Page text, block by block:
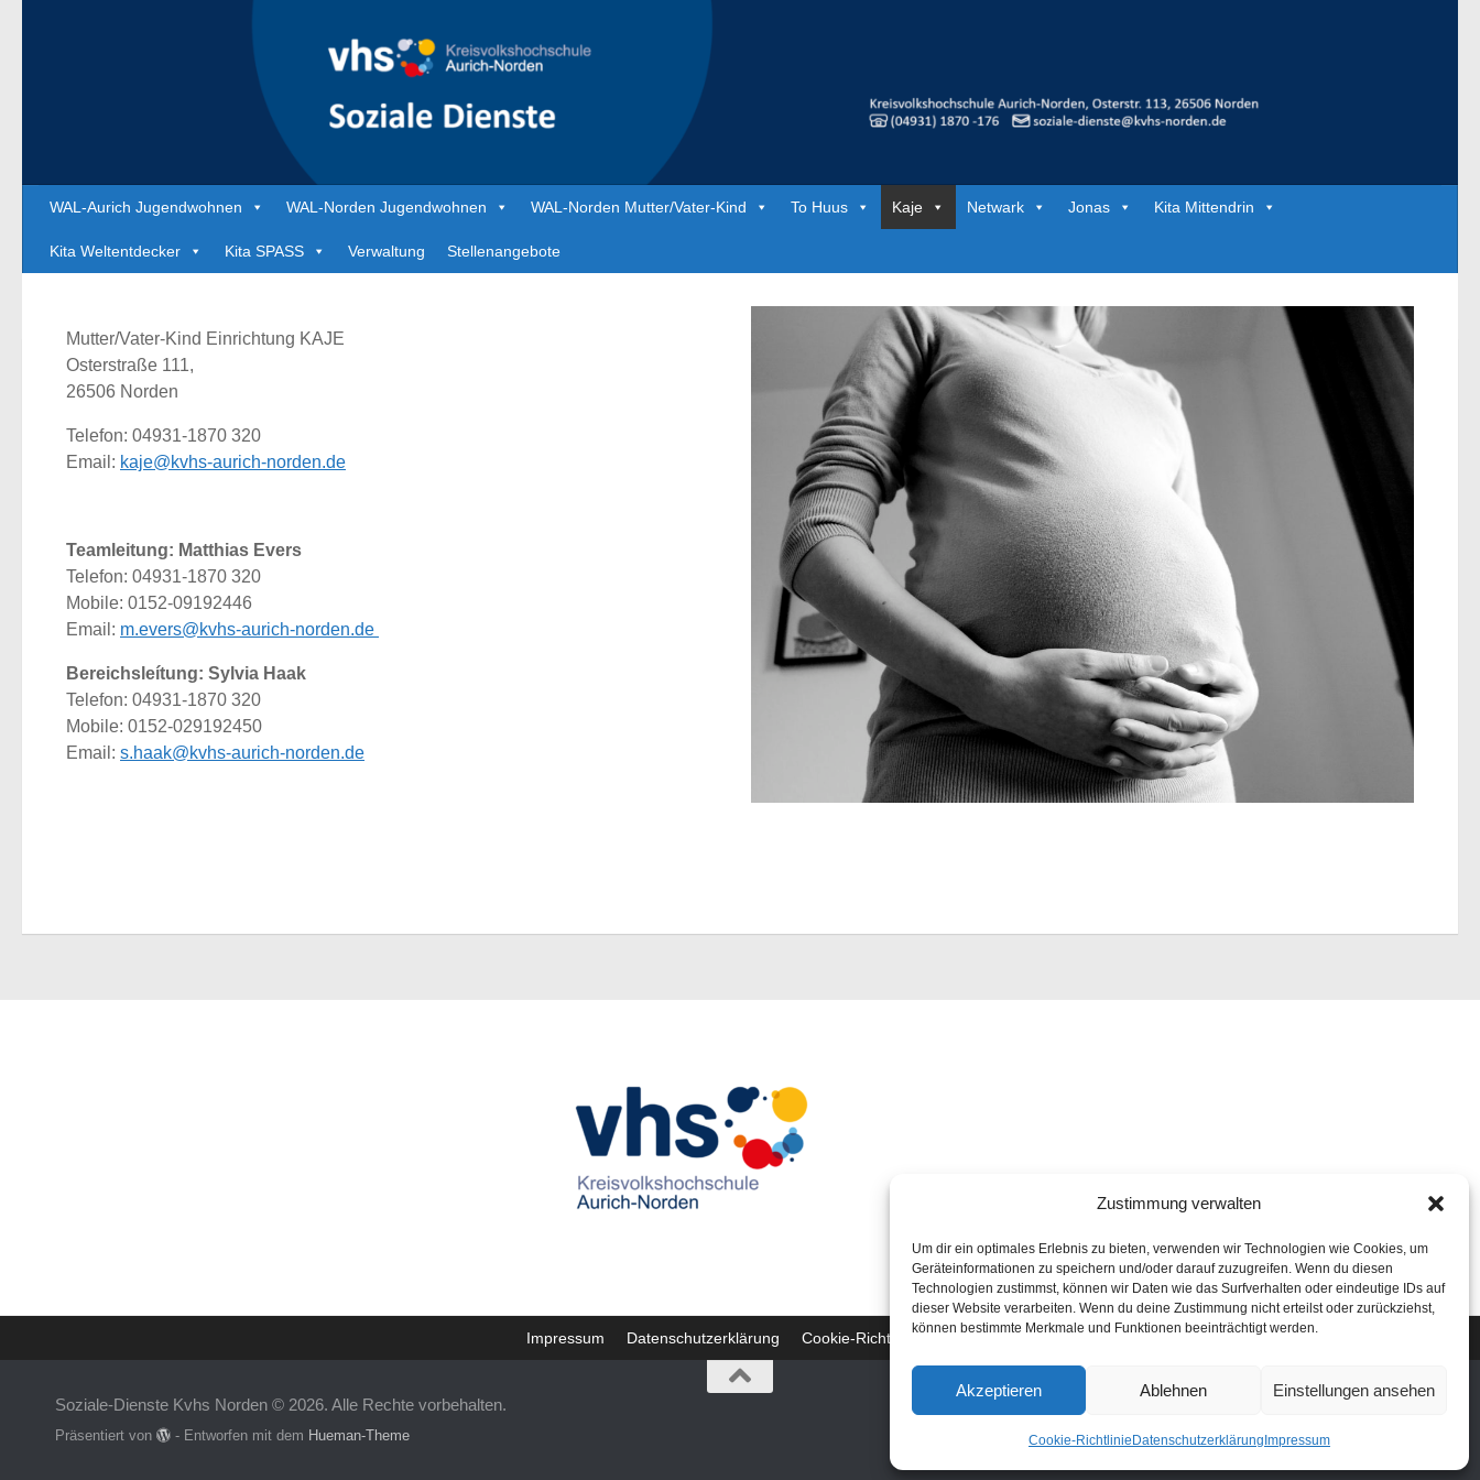
Zustimmung verwalten
Um dir ein optimales Erlebnis zu bieten, verwenden wir Technologien wie Cookies, um
Geräteinformationen zu speichern und/oder darauf zuzugreifen. Wenn du diesen
Technologien zustimmst, können wir Daten wie das Surfverhalten oder eindeutige IDs auf
dieser Website verarbeiten. Wenn du deine Zustimmung nicht erteilst oder zurückziehst,
können bestimmte Merkmale und Funktionen beeinträchtigt werden.
Akzeptieren Ablehnen Einstellungen ansehen
Cookie-Richtlinie Datenschutzerklärung Impressum
WAL-Aurich Jugendwohnen WAL-Norden Jugendwohnen WAL-Norden Mutter/Vater-Kind To Huus Kaje Netwark Jonas Kita Mittendrin
Kita Weltentdecker Kita SPASS Verwaltung Stellenangebote
Mutter/Vater-Kind Einrichtung KAJE
Osterstraße 111,
26506 Norden
Telefon: 04931-1870 320
Email: kaje@kvhs-aurich-norden.de
Teamleitung: Matthias Evers
Telefon: 04931-1870 320
Mobile: 0152-09192446
Email: m.evers@kvhs-aurich-norden.de
Bereichsleítung: Sylvia Haak
Telefon: 04931-1870 320
Mobile: 0152-029192450
Email: s.haak@kvhs-aurich-norden.de
Impressum Datenschutzerklärung Cookie-Richtlinie (EU)
Soziale-Dienste Kvhs Norden © 2026. Alle Rechte vorbehalten.
Präsentiert von - Entworfen mit dem Hueman-Theme